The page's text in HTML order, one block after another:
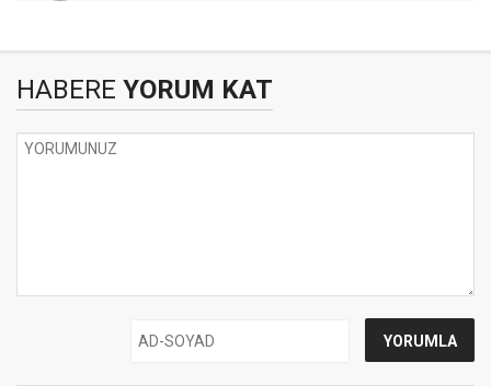
HABERE YORUM KAT